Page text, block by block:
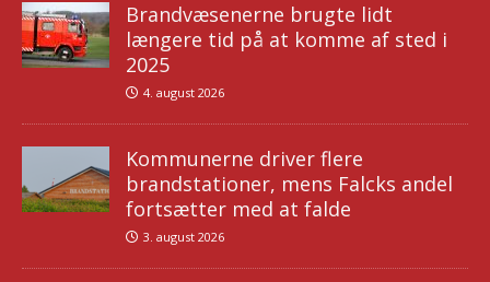
Brandvæsenerne brugte lidt
længere tid på at komme af sted i
2025
4. august 2026
Kommunerne driver flere
brandstationer, mens Falcks andel
fortsætter med at falde
3. august 2026